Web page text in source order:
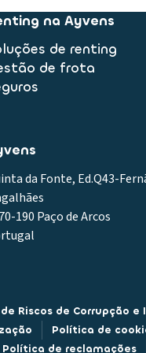
na Ayvens
de renting
de frota
da Fonte, Ed.Q43-
190 Paço de Arcos
Riscos de Corrupção e
Política de
Política de reclamações